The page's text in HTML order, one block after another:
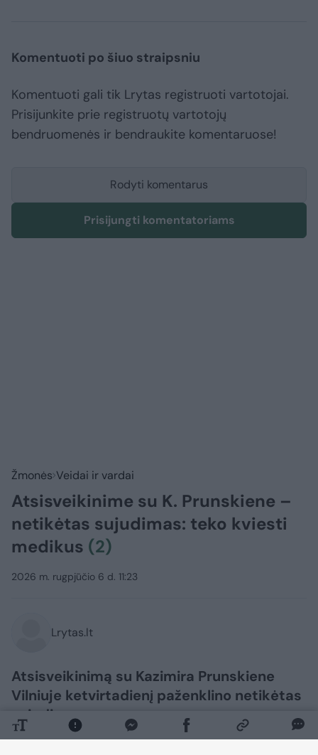
Komentuoti po šiuo straipsniu
Komentuoti gali tik Lrytas registruoti vartotojai.
Prisijunkite prie registruotų vartotojų
bendruomenės ir bendraukite komentaruose!
Rodyti komentarus
Prisijungti komentatoriams
Žmonės Veidai ir vardai
Atsisveikinime su K. Prunskiene –
netikėtas sujudimas: teko kviesti
medikus (2)
2026 m. rugpjūčio 6 d. 11:23
Lrytas.lt
Atsisveikinimą su Kazimira Prunskiene
Vilniuje ketvirtadienį paženklino netikėtas
sujudimas.